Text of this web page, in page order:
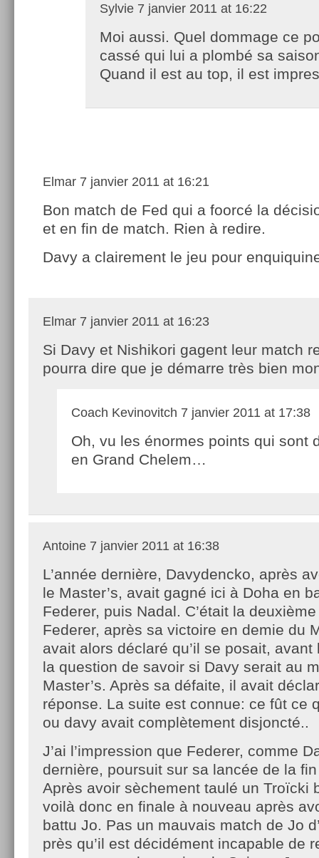
Sylvie 7 janvier 2011 at 16:22
Moi aussi. Quel dommage ce
cassé qui lui a plombé sa
Quand il est au top, il est
Elmar 7 janvier 2011 at 16:21
Bon match de Fed qui a foorcé la
et en fin de match. Rien à redire.
Davy a clairement le jeu pour
Elmar 7 janvier 2011 at 16:23
Si Davy et Nishikori gagent leur match
pourra dire que je démarre très bien
Coach Kevinovitch 7 janvier 2011 at 17:38
Oh, vu les énormes points qui sont
en Grand Chelem…
Antoine 7 janvier 2011 at 16:38
L’année dernière, Davydencko, après
le Master’s, avait gagné ici à Doha en
Federer, puis Nadal. C’était la
Federer, après sa victoire en demie du
avait alors déclaré qu’il se posait,
la question de savoir si Davy serait au
Master’s. Après sa défaite, il avait
réponse. La suite est connue: ce fût ce
ou davy avait complètement disjoncté..
J’ai l’impression que Federer, comme
dernière, poursuit sur sa lancée de la
Après avoir sèchement taulé un Troïcki
voilà donc en finale à nouveau après
battu Jo. Pas un mauvais match de Jo
près qu’il est décidément incapable de